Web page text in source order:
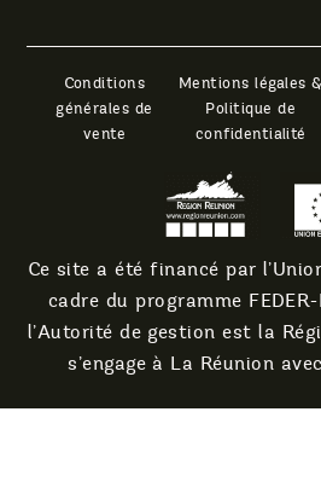
Conditions
générales de
vente
Mentions légales &
Politique de
confidentialité
Ce site a été financé par
cadre du programme
l’Autorité de gestion est la
s’engage à La Réunion